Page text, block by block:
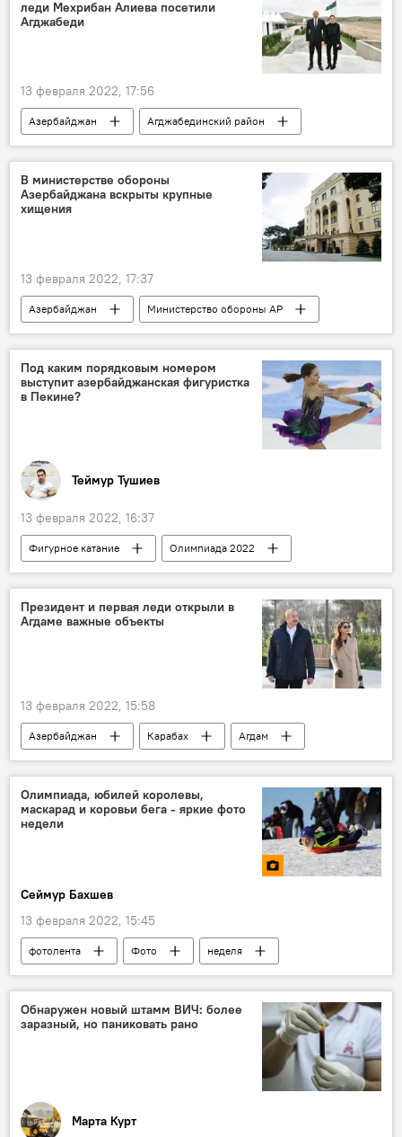
ранения
нож Баку
леди Мехрибан Алиева посетили
Агджабеди
13 февраля 2022, 17:56
Азербайджан
Агджабединский район
Ильхам Алиев
Агджабеди
поездка
Политика
ЖИЗНЬ
В министерстве обороны
Азербайджана вскрыты крупные
хищения
13 февраля 2022, 17:37
Азербайджан
Министерство обороны АР
Служба государственной безопасности АР
операция
задержание
Хищения
Происшествия
Под каким порядковым номером
выступит азербайджанская фигуристка
в Пекине?
Теймур Тушиев
13 февраля 2022, 16:37
Фигурное катание
Олимпиада 2022
Фигуристки
Спортсменка
Номер
выступление
Пекин Азербайджан
Президент и первая леди открыли в
Агдаме важные объекты
13 февраля 2022, 15:58
Азербайджан Карабах
Агдам
Агдамский район
Ильхам Алиев
Первый вице-президент Азербайджана Мехрибан Алиева
поездка
Политика
Экономика
Олимпиада, юбилей королевы,
маскарад и коровьи бега - яркие фото
недели
Сеймур Бахшев
13 февраля 2022, 15:45
фотолента Фото
неделя
Мир
Происшествия Итоги
Обнаружен новый штамм ВИЧ: более
заразный, но паниковать рано
Марта Курт